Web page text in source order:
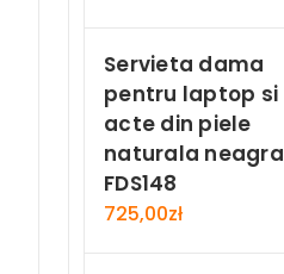
Servieta dama
pentru laptop si
acte din piele
naturala neagra
FDS148
725,00zł